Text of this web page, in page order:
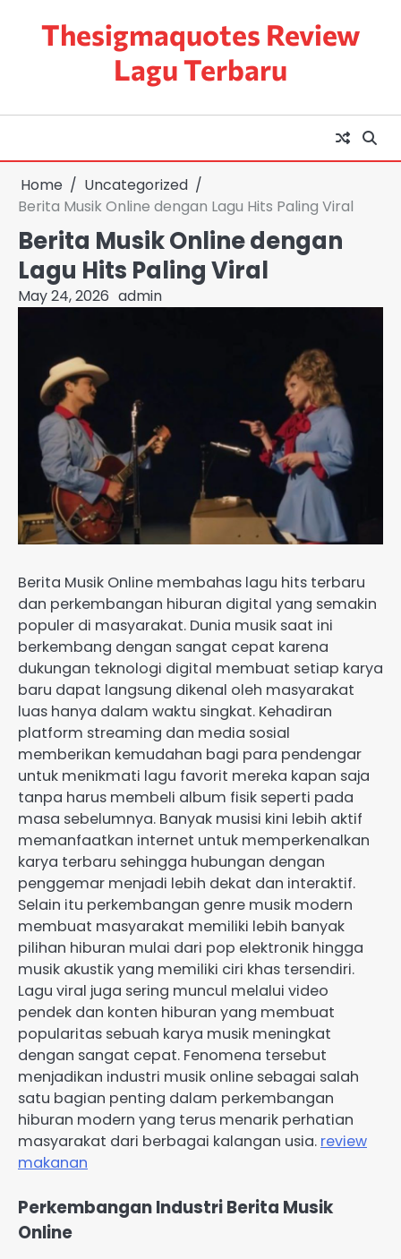
content
Thesigmaquotes Review
Lagu Terbaru
Home
Uncategorized
Berita Musik Online dengan Lagu Hits Paling Viral
Berita Musik Online dengan
Lagu Hits Paling Viral
May 24, 2026 admin
Berita Musik Online membahas lagu hits terbaru
dan perkembangan hiburan digital yang semakin
populer di masyarakat. Dunia musik saat ini
berkembang dengan sangat cepat karena
dukungan teknologi digital membuat setiap karya
baru dapat langsung dikenal oleh masyarakat
luas hanya dalam waktu singkat. Kehadiran
platform streaming dan media sosial
memberikan kemudahan bagi para pendengar
untuk menikmati lagu favorit mereka kapan saja
tanpa harus membeli album fisik seperti pada
masa sebelumnya. Banyak musisi kini lebih aktif
memanfaatkan internet untuk memperkenalkan
karya terbaru sehingga hubungan dengan
penggemar menjadi lebih dekat dan interaktif.
Selain itu perkembangan genre musik modern
membuat masyarakat memiliki lebih banyak
pilihan hiburan mulai dari pop elektronik hingga
musik akustik yang memiliki ciri khas tersendiri.
Lagu viral juga sering muncul melalui video
pendek dan konten hiburan yang membuat
popularitas sebuah karya musik meningkat
dengan sangat cepat. Fenomena tersebut
menjadikan industri musik online sebagai salah
satu bagian penting dalam perkembangan
hiburan modern yang terus menarik perhatian
masyarakat dari berbagai kalangan usia. review
makanan
Perkembangan Industri Berita Musik
Online